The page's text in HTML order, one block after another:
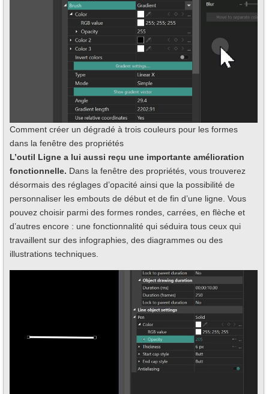
Comment créer un dégradé à trois couleurs pour les formes
dans la fenêtre des propriétés
L’outil Ligne a lui aussi reçu une importante amélioration
fonctionnelle. Dans la fenêtre des propriétés, vous trouverez
désormais des réglages d’opacité ainsi que la possibilité de
personnaliser les embouts de début et de fin d’une ligne. Vous
pouvez choisir parmi des formes rondes, carrées, en flèche et
d’autres encore : une fonctionnalité qui séduira tous ceux qui
travaillent sur des infographies, des diagrammes ou des
illustrations techniques.